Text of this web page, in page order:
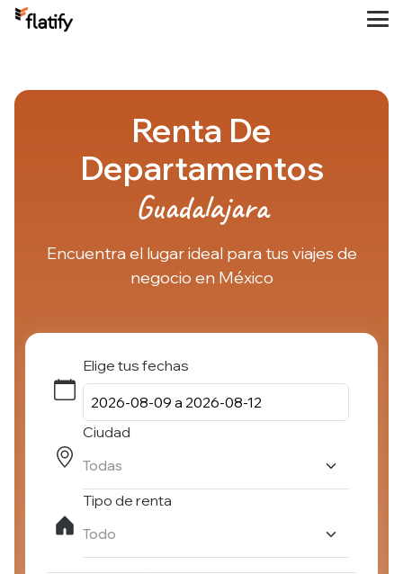
Renta De
Departamentos
Guadalajara
Encuentra el lugar ideal para tus viajes de
negocio en México
Elige tus fechas
Ciudad
Tipo de renta